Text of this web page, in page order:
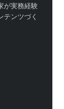
が実務経験
テンツづく